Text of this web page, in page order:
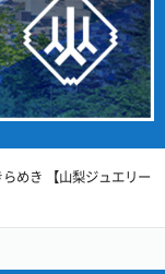
めき 【山梨ジュエリー